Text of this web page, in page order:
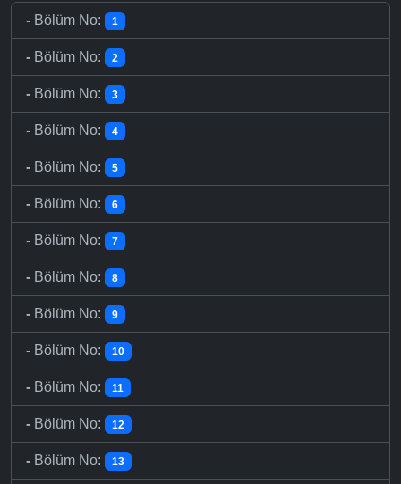
- Bölüm No: 1
- Bölüm No: 2
- Bölüm No: 3
- Bölüm No: 4
- Bölüm No: 5
- Bölüm No: 6
- Bölüm No: 7
- Bölüm No: 8
- Bölüm No: 9
- Bölüm No: 10
- Bölüm No: 11
- Bölüm No: 12
- Bölüm No: 13